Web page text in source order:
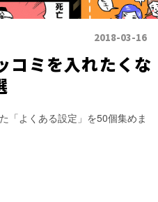
2018-03-16
コミを入れたくな
「よくある設定」を50個集めま